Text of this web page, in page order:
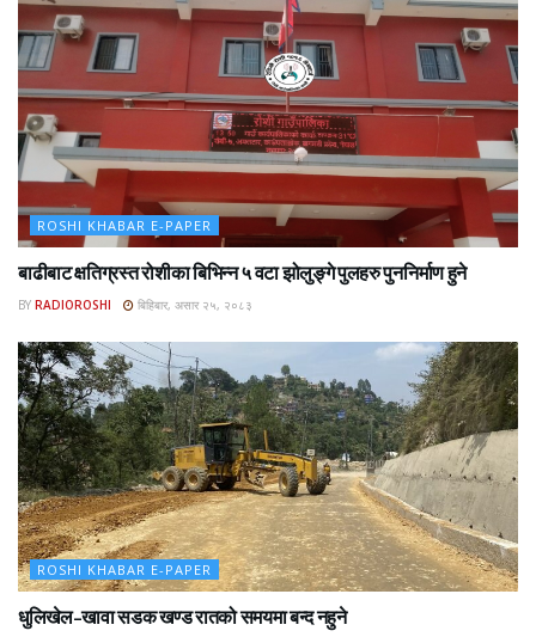
ROSHI KHABAR E-PAPER
बाढीबाट क्षतिग्रस्त रोशीका बिभिन्न ५ वटा झोलुङ्गे पुलहरु पुननिर्माण हुने
BY RADIOROSHI बिहिबार, असार २५, २०८३
ROSHI KHABAR E-PAPER
धुलिखेल–खावा सडक खण्ड रातको समयमा बन्द नहुने